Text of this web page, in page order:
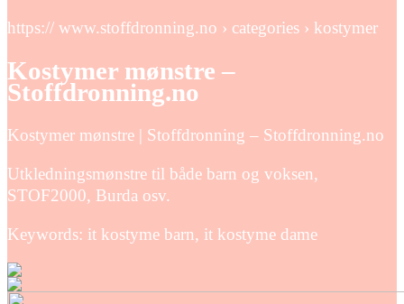
https:// www.stoffdronning.no › categories › kostymer
Kostymer mønstre –
Stoffdronning.no
Kostymer mønstre | Stoffdronning – Stoffdronning.no
Utkledningsmønstre til både barn og voksen,
STOF2000, Burda osv.
Keywords: it kostyme barn, it kostyme dame